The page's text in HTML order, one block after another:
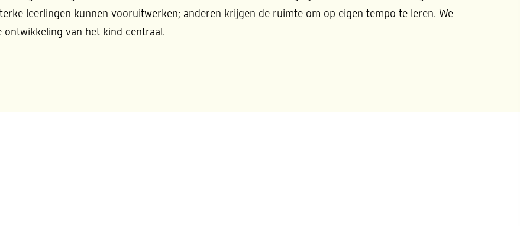
leerlingen kunnen vooruitwerken; anderen krijgen de ruimte om op eigen tempo te leren. We
ontwikkeling van het kind centraal.